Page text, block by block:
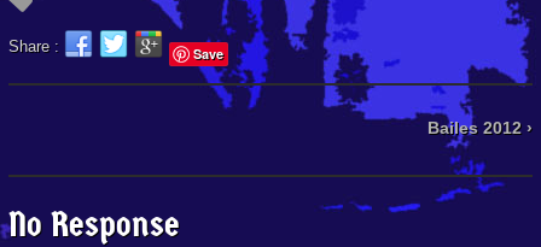
Share : Save
Bailes 2012 ›
No Response